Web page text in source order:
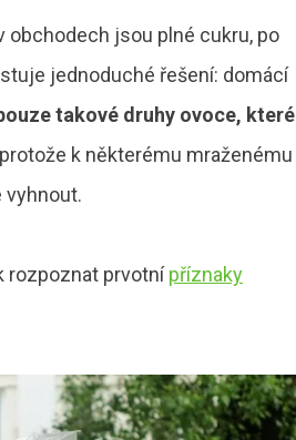
obchodech jsou plné cukru, po
jednoduché řešení: domácí
takové druhy ovoce, které
k některému mraženému
vyhnout.
rozpoznat prvotnípříznaky